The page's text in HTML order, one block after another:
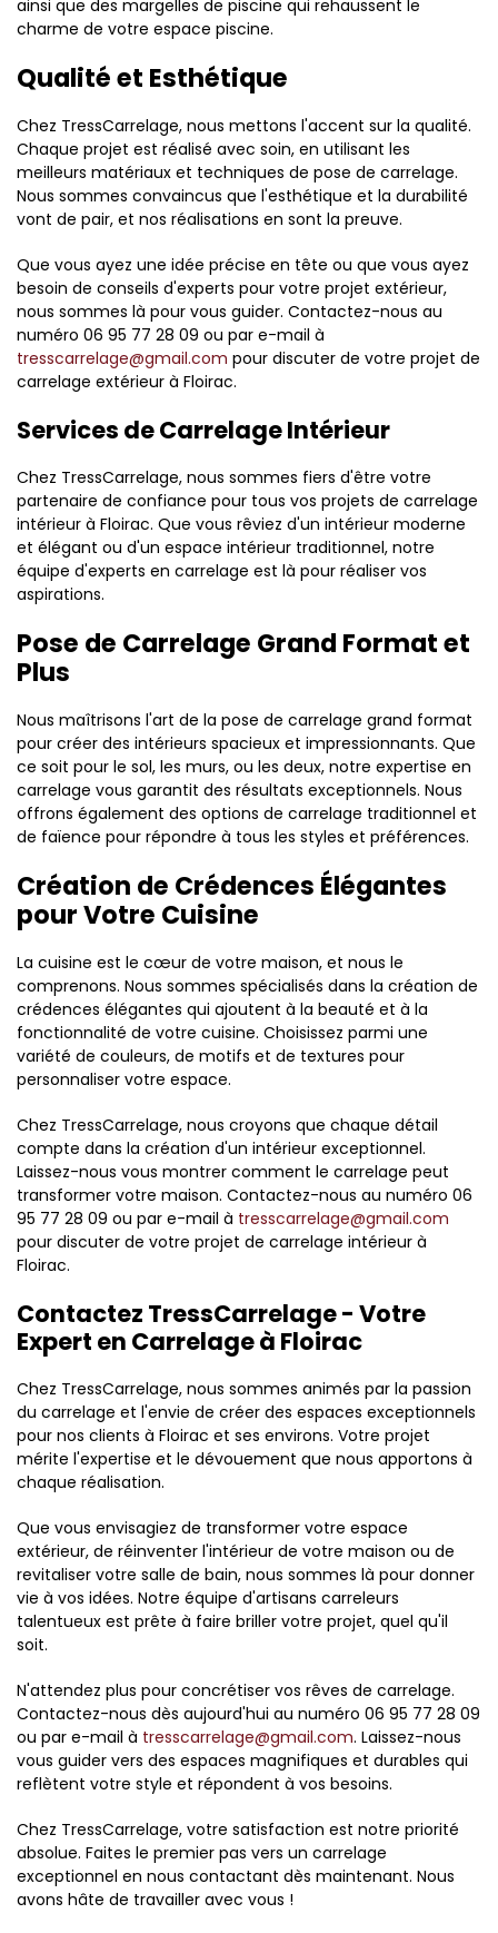
ainsi que des margelles de piscine qui rehaussent le
charme de votre espace piscine.
Qualité et Esthétique
Chez TressCarrelage, nous mettons l'accent sur la qualité.
Chaque projet est réalisé avec soin, en utilisant les
meilleurs matériaux et techniques de pose de carrelage.
Nous sommes convaincus que l'esthétique et la durabilité
vont de pair, et nos réalisations en sont la preuve.
Que vous ayez une idée précise en tête ou que vous ayez
besoin de conseils d'experts pour votre projet extérieur,
nous sommes là pour vous guider. Contactez-nous au
numéro 06 95 77 28 09 ou par e-mail à
tresscarrelage@gmail.com pour discuter de votre projet de
carrelage extérieur à Floirac.
Services de Carrelage Intérieur
Chez TressCarrelage, nous sommes fiers d'être votre
partenaire de confiance pour tous vos projets de carrelage
intérieur à Floirac. Que vous rêviez d'un intérieur moderne
et élégant ou d'un espace intérieur traditionnel, notre
équipe d'experts en carrelage est là pour réaliser vos
aspirations.
Pose de Carrelage Grand Format et
Plus
Nous maîtrisons l'art de la pose de carrelage grand format
pour créer des intérieurs spacieux et impressionnants. Que
ce soit pour le sol, les murs, ou les deux, notre expertise en
carrelage vous garantit des résultats exceptionnels. Nous
offrons également des options de carrelage traditionnel et
de faïence pour répondre à tous les styles et préférences.
Création de Crédences Élégantes
pour Votre Cuisine
La cuisine est le cœur de votre maison, et nous le
comprenons. Nous sommes spécialisés dans la création de
crédences élégantes qui ajoutent à la beauté et à la
fonctionnalité de votre cuisine. Choisissez parmi une
variété de couleurs, de motifs et de textures pour
personnaliser votre espace.
Chez TressCarrelage, nous croyons que chaque détail
compte dans la création d'un intérieur exceptionnel.
Laissez-nous vous montrer comment le carrelage peut
transformer votre maison. Contactez-nous au numéro 06
95 77 28 09 ou par e-mail à tresscarrelage@gmail.com
pour discuter de votre projet de carrelage intérieur à
Floirac.
Contactez TressCarrelage - Votre
Expert en Carrelage à Floirac
Chez TressCarrelage, nous sommes animés par la passion
du carrelage et l'envie de créer des espaces exceptionnels
pour nos clients à Floirac et ses environs. Votre projet
mérite l'expertise et le dévouement que nous apportons à
chaque réalisation.
Que vous envisagiez de transformer votre espace
extérieur, de réinventer l'intérieur de votre maison ou de
revitaliser votre salle de bain, nous sommes là pour donner
vie à vos idées. Notre équipe d'artisans carreleurs
talentueux est prête à faire briller votre projet, quel qu'il
soit.
N'attendez plus pour concrétiser vos rêves de carrelage.
Contactez-nous dès aujourd'hui au numéro 06 95 77 28 09
ou par e-mail à tresscarrelage@gmail.com. Laissez-nous
vous guider vers des espaces magnifiques et durables qui
reflètent votre style et répondent à vos besoins.
Chez TressCarrelage, votre satisfaction est notre priorité
absolue. Faites le premier pas vers un carrelage
exceptionnel en nous contactant dès maintenant. Nous
avons hâte de travailler avec vous !